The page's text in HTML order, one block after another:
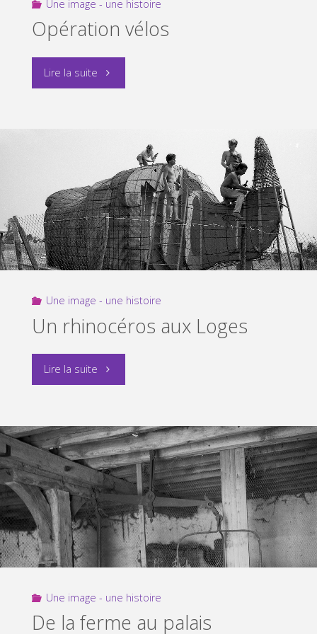
Une image - une histoire
Opération vélos
Lire la suite "Opération
Une image - une histoire
Un rhinocéros aux Loges
Lire la suite "Un
aux
Loges"
Une image - une histoire
De la ferme au palais